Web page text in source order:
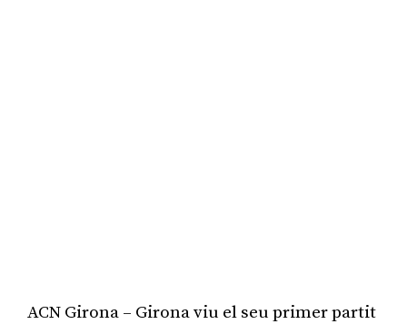
ACN Girona – Girona viu el seu primer partit